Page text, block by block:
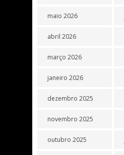
maio 2026
abril 2026
março 2026
janeiro 2026
dezembro 2025
novembro 2025
outubro 2025